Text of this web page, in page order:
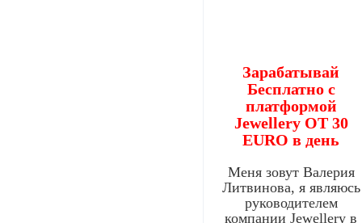
Зарабатывай
Бесплатно с
платформой
Jewellery ОТ 30
EURO в день
Меня зовут Валерия
Литвинова, я являюсь
руководителем
компании Jewellery в